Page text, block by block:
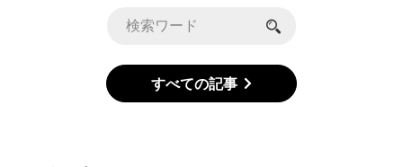
すべての記事